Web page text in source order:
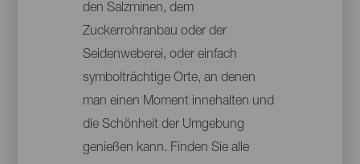
den Salzminen, dem
Zuckerrohranbau oder der
Seidenweberei, oder einfach
symbolträchtige Orte, an denen
man einen Moment innehalten und
die Schönheit der Umgebung
genießen kann. Finden Sie alle